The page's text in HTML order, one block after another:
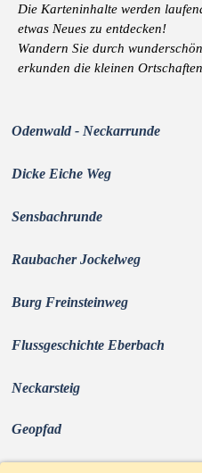
Die Karteninhalte werden
etwas Neues zu entdecken!
Wandern Sie durch
erkunden die kleinen
Odenwald - Neckarrunde
Dicke Eiche Weg
Sensbachrunde
Raubacher Jockelweg
Burg Freinsteinweg
Flussgeschichte Eberbach
Neckarsteig
Geopfad